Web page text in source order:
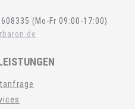
(Mo-Fr 09:00-17:00)